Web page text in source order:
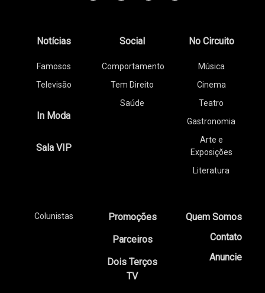
Notícias
Famosos
Televisão
In Moda
Sala VIP
Social
Comportamento
Tem Direito
Saúde
No Circuito
Música
Cinema
Teatro
Gastronomia
Arte e
Exposições
Literatura
Colunistas
Promoções
Parceiros
Dois Terços
TV
Quem Somos
Contato
Anuncie